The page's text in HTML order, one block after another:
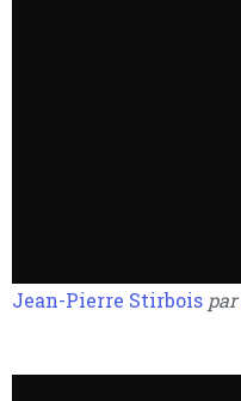
Jean-Pierre Stirbois par